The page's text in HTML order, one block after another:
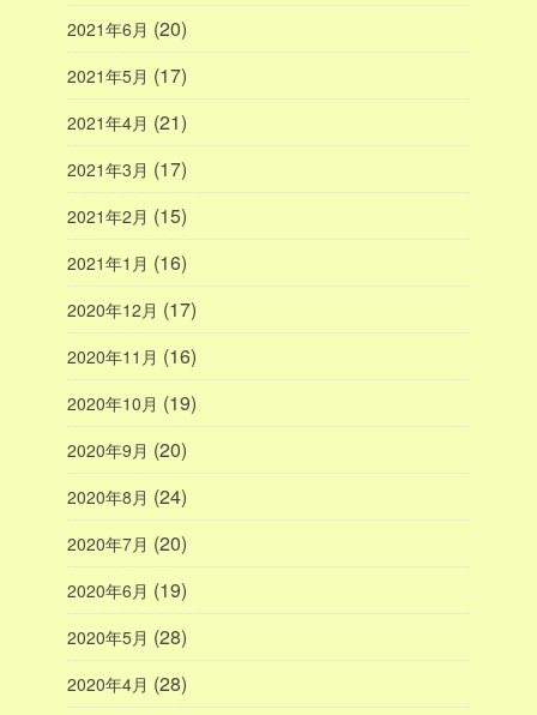
2021年6月 (20)
2021年5月 (17)
2021年4月 (21)
2021年3月 (17)
2021年2月 (15)
2021年1月 (16)
2020年12月 (17)
2020年11月 (16)
2020年10月 (19)
2020年9月 (20)
2020年8月 (24)
2020年7月 (20)
2020年6月 (19)
2020年5月 (28)
2020年4月 (28)